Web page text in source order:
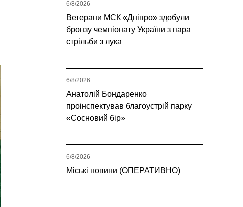
Ветерани МСК «Дніпро» здобули
бронзу чемпіонату України з пара
стрільби з лука
6/8/2026
Анатолій Бондаренко
проінспектував благоустрій парку
«Сосновий бір»
6/8/2026
Міські новини (ОПЕРАТИВНО)
6/8/2026